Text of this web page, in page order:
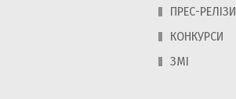
ПРЕС-РЕЛІЗИ
КОНКУРСИ
ЗМІ